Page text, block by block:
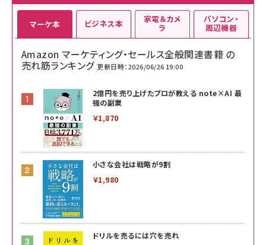
マーケ本
Amazon マーケティング・セールス全般関連書籍 の
売れ筋ランキング 更新日時：2026/06/26 19:00
2億円を売り上げたプロが教える note×AI 最
強の副業
￥1,870
小さな会社は戦略が9割
￥1,980
ドリルを売るには穴を売れ
ビジネス本 家電＆カメ
ラ
パソコン・
周辺機器